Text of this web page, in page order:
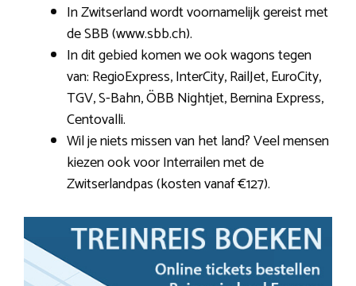
In Zwitserland wordt voornamelijk gereist met
de SBB (www.sbb.ch).
In dit gebied komen we ook wagons tegen
van: RegioExpress, InterCity, RailJet, EuroCity,
TGV, S-Bahn, ÖBB Nightjet, Bernina Express,
Centovalli.
Wil je niets missen van het land? Veel mensen
kiezen ook voor Interrailen met de
Zwitserlandpas (kosten vanaf €127).